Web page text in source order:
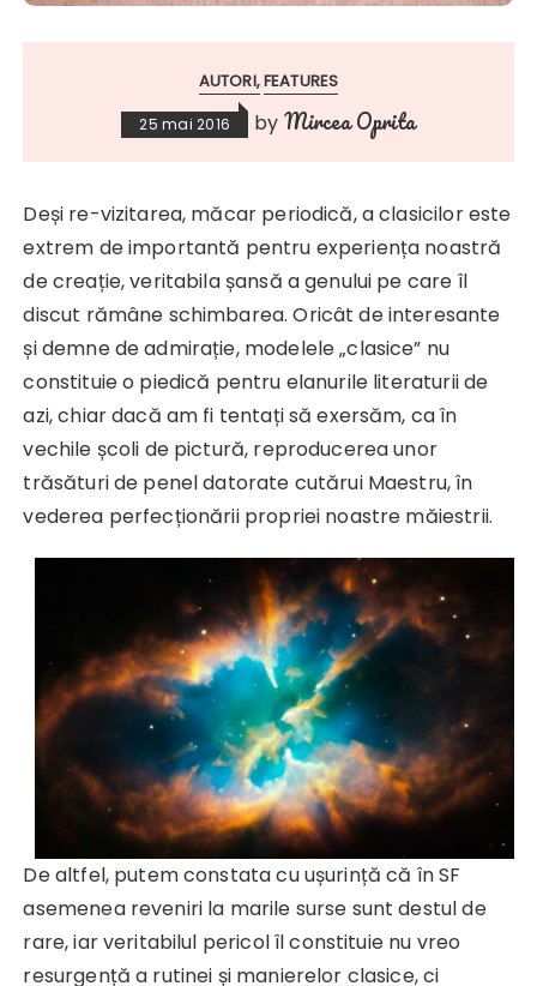
AUTORI FEATURES
25 mai 2016 by Mircea Oprita
Deși re-vizitarea, măcar periodică, a clasicilor este
extrem de importantă pentru experiența noastră
de creație, veritabila șansă a genului pe care îl
discut rămâne schimbarea. Oricât de interesante
și demne de admirație, modelele „clasice” nu
constituie o piedică pentru elanurile literaturii de
azi, chiar dacă am fi tentați să exersăm, ca în
vechile școli de pictură, reproducerea unor
trăsături de penel datorate cutărui Maestru, în
vederea perfecționării propriei noastre măiestrii.
De altfel, putem constata cu ușurință că în SF
asemenea reveniri la marile surse sunt destul de
rare, iar veritabilul pericol îl constituie nu vreo
resurgență a rutinei și manierelor clasice, ci